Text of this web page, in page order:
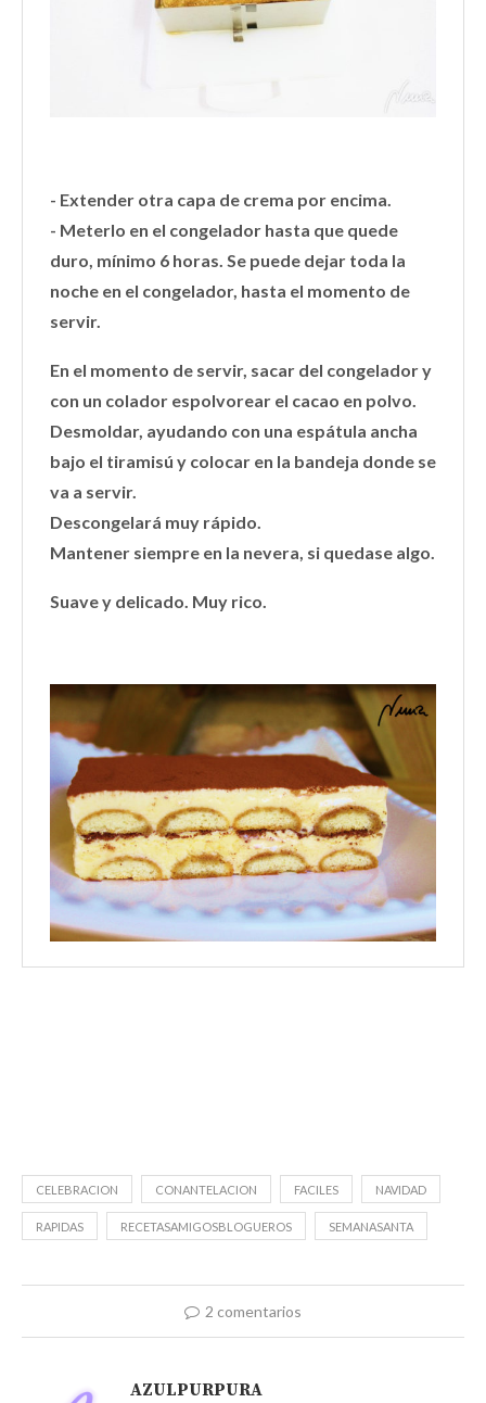
- Extender otra capa de crema por encima.
- Meterlo en el congelador hasta que quede
duro, mínimo 6 horas. Se puede dejar toda la
noche en el congelador, hasta el momento de
servir.
En el momento de servir, sacar del congelador y
con un colador espolvorear el cacao en polvo.
Desmoldar, ayudando con una espátula ancha
bajo el tiramisú y colocar en la bandeja donde se
va a servir.
Descongelará muy rápido.
Mantener siempre en la nevera, si quedase algo.
Suave y delicado. Muy rico.
CELEBRACION CONANTELACION FACILES NAVIDAD
RAPIDAS RECETASAMIGOSBLOGUEROS SEMANASANTA
2 comentarios
AZULPURPURA